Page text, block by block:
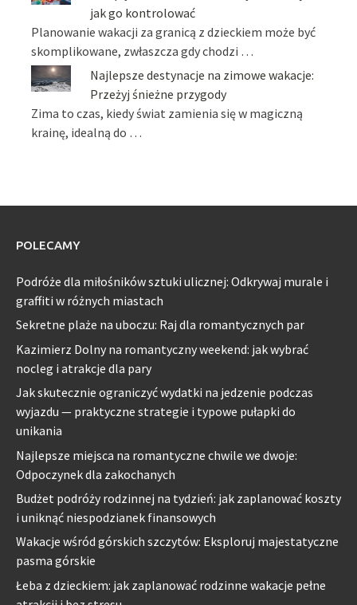
jak go kontrolować
Planowanie wakacji za granicą z dzieckiem może być
skomplikowane, zwłaszcza gdy chodzi …
Najlepsze destynacje na zimowe wakacje:
Przeżyj śnieżne przygody
Zima to czas, kiedy świat zamienia się w magiczną
krainę, idealną do …
POLECAMY
Podróże dla miłośników sztuki ulicznej: Odkrywaj murale i
graffiti w różnych miastach
Sekretne plaże na uboczu: Raj dla romantycznych par
Kazimierz Dolny na romantyczny weekend: jak wybrać
nocleg i atrakcje dla pary
Jak skutecznie ograniczyć wydatki na jedzenie podczas
wyjazdu — praktyczne strategie i typowe pułapki do
unikania
Najlepsze miejsca na romantyczne chwile we dwoje:
Odpoczynek dla zakochanych
Budżet podróży rodzinnej na tydzień: jak zaplanować koszty
i uniknąć niespodzianek finansowych
Wakacje wśród górskich szczytów: Eksploruj majestatyczne
pasma górskie
Łeba z dzieckiem: jak zaplanować rodzinne wakacje pełne